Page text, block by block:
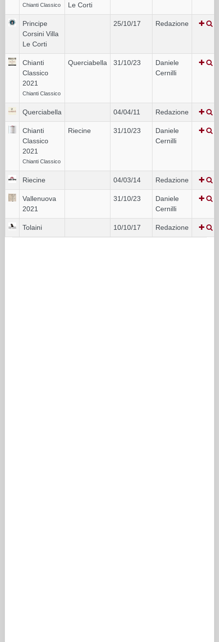
Chianti Classico
Le Corti
Principe
Corsini Villa
Le Corti
25/10/17 Redazione
Chianti
Classico
2021
Chianti Classico
Querciabella 31/10/23
Daniele
Cernilli
Querciabella 04/04/11 Redazione
Chianti
Classico
2021
Chianti Classico
Riecine 31/10/23
Daniele
Cernilli
Riecine 04/03/14 Redazione
Vallenuova
2021
31/10/23
Daniele
Cernilli
Tolaini 10/10/17 Redazione